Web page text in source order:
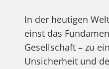
In der heutigen
einst das
Gesellschaft – zu
Unsicherheit und